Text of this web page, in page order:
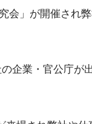
会」が開催され
企業・官公庁が